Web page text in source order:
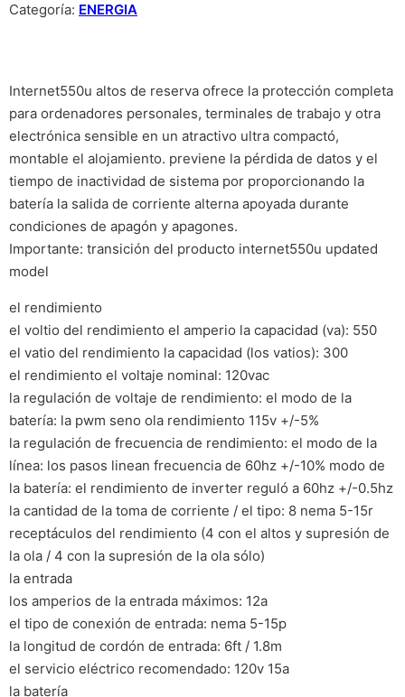
Categoría: ENERGIA
Internet550u altos de reserva ofrece la protección completa
para ordenadores personales, terminales de trabajo y otra
electrónica sensible en un atractivo ultra compactó,
montable el alojamiento. previene la pérdida de datos y el
tiempo de inactividad de sistema por proporcionando la
batería la salida de corriente alterna apoyada durante
condiciones de apagón y apagones.
Importante: transición del producto internet550u updated
model
el rendimiento
el voltio del rendimiento el amperio la capacidad (va): 550
el vatio del rendimiento la capacidad (los vatios): 300
el rendimiento el voltaje nominal: 120vac
la regulación de voltaje de rendimiento: el modo de la
batería: la pwm seno ola rendimiento 115v +/-5%
la regulación de frecuencia de rendimiento: el modo de la
línea: los pasos linean frecuencia de 60hz +/-10% modo de
la batería: el rendimiento de inverter reguló a 60hz +/-0.5hz
la cantidad de la toma de corriente / el tipo: 8 nema 5-15r
receptáculos del rendimiento (4 con el altos y supresión de
la ola / 4 con la supresión de la ola sólo)
la entrada
los amperios de la entrada máximos: 12a
el tipo de conexión de entrada: nema 5-15p
la longitud de cordón de entrada: 6ft / 1.8m
el servicio eléctrico recomendado: 120v 15a
la batería